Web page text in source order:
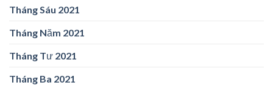
Tháng Sáu 2021
Tháng Năm 2021
Tháng Tư 2021
Tháng Ba 2021